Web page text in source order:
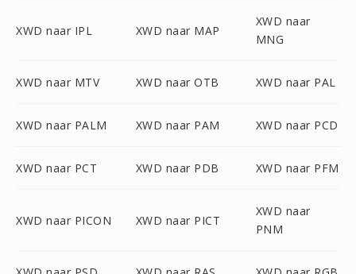
XWD naar IPL XWD naar MAP
XWD naar
MNG
XWD naar MTV XWD naar OTB XWD naar PAL
XWD naar PALM XWD naar PAM XWD naar PCD
XWD naar PCT XWD naar PDB XWD naar PFM
XWD naar PICON XWD naar PICT
XWD naar
PNM